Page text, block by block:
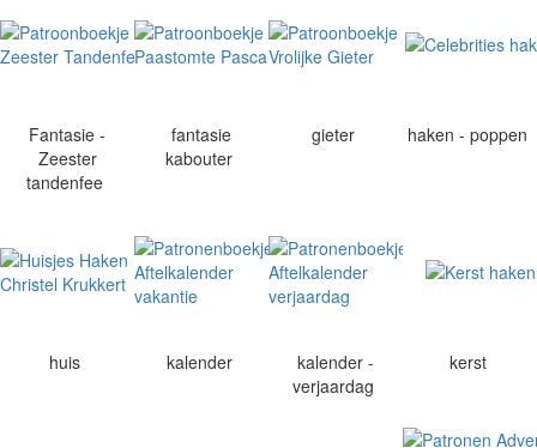
Fantasie -
Zeester
tandenfee
fantasie
kabouter
gieter haken - poppen
huis kalender
kalender -
verjaardag
kerst